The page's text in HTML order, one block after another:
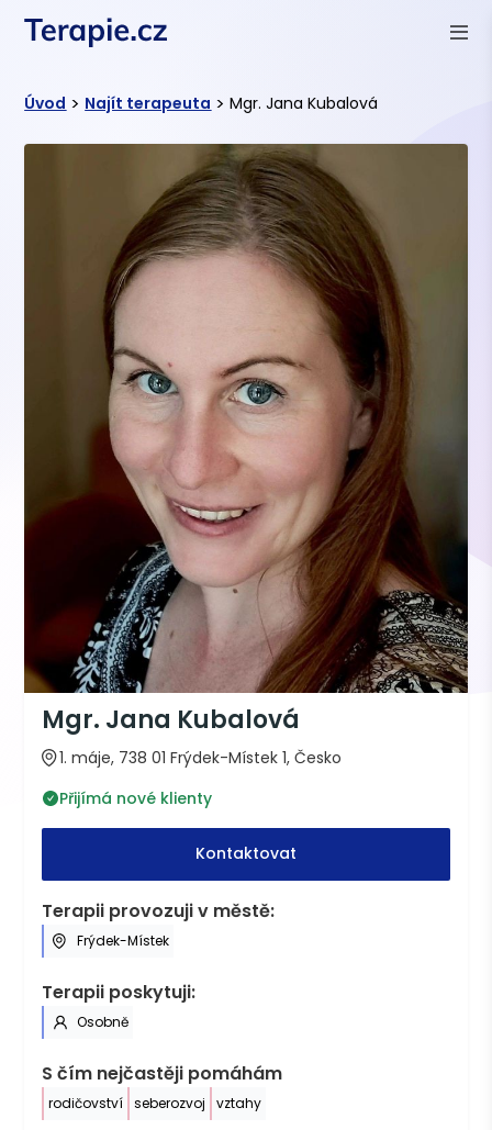
Úvod > Najít terapeuta > Mgr. Jana Kubalová
Mgr. Jana Kubalová
1. máje, 738 01 Frýdek-Místek 1, Česko
Přijímá nové klienty
Kontaktovat
Terapii provozuji v městě:
Frýdek-Místek
Terapii poskytuji:
Osobně
S čím nejčastěji pomáhám
rodičovství seberozvoj vztahy